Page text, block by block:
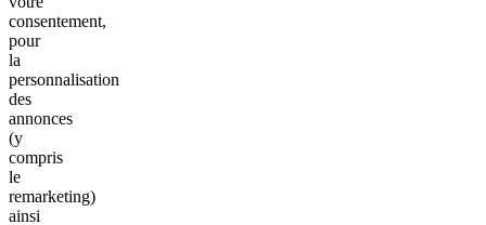
consentement,
pour
la
personnalisation
des
annonces
(y
compris
le
remarketing)
ainsi